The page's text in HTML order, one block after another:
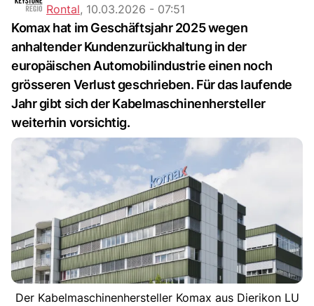
Rontal, 10.03.2026 - 07:51
Komax hat im Geschäftsjahr 2025 wegen
anhaltender Kundenzurückhaltung in der
europäischen Automobilindustrie einen noch
grösseren Verlust geschrieben. Für das laufende
Jahr gibt sich der Kabelmaschinenhersteller
weiterhin vorsichtig.
Der Kabelmaschinenhersteller Komax aus Dierikon LU